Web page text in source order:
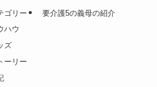
ゴリー
ハウ
ズ
ーリー
要介護5の義母の紹介